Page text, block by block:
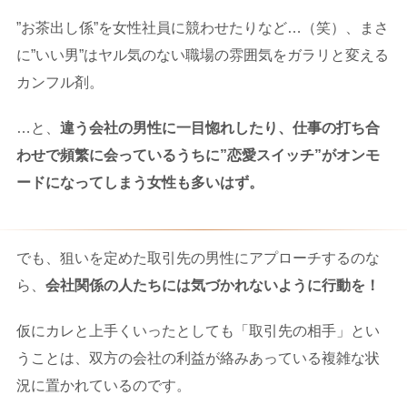
”お茶出し係”を女性社員に競わせたりなど…（笑）、まさ
に”いい男”はヤル気のない職場の雰囲気をガラリと変える
カンフル剤。
…と、 違う会社の男性に一目惚れしたり、仕事の打ち合
わせで頻繁に会っているうちに”恋愛スイッチ”がオンモ
ードになってしまう女性も多いはず。
でも、狙いを定めた取引先の男性にアプローチするのな
ら、 会社関係の人たちには気づかれないように行動を！
仮にカレと上手くいったとしても「取引先の相手」とい
うことは、双方の会社の利益が絡みあっている複雑な状
況に置かれているのです。